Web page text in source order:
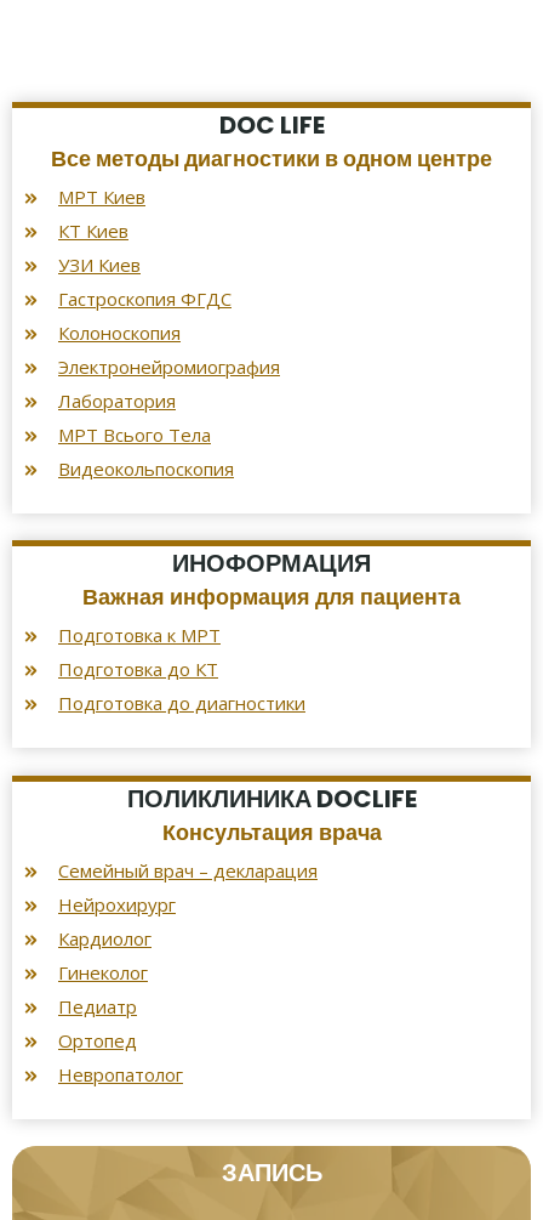
DOC LIFE
Все методы диагностики в одном центре
МРТ Киев
КТ Киев
УЗИ Киев
Гастроскопия ФГДС
Колоноскопия
Электронейромиография
Лаборатория
МРТ Всього Тела
Видеокольпоскопия
ИНОФОРМАЦИЯ
Важная информация для пациента
Подготовка к МРТ
Подготовка до КТ
Подготовка до диагностики
ПОЛИКЛИНИКА DOCLIFE
Консультация врача
Семейный врач – декларация
Нейрохирург
Кардиолог
Гинеколог
Педиатр
Ортопед
Невропатолог
ЗАПИСЬ